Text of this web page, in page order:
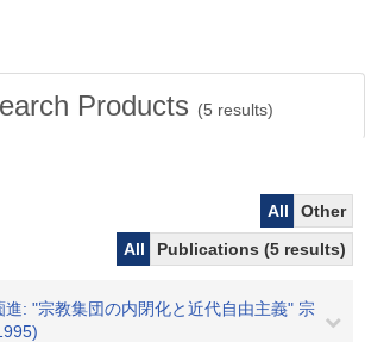
Products (5 results)
All
Other
All
Publications (5 results)
進: "宗教集団の内閉化と近代自由主義" 宗